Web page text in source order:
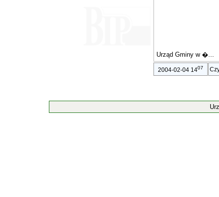
Urząd Gminy w �...
2004-02-04 1407